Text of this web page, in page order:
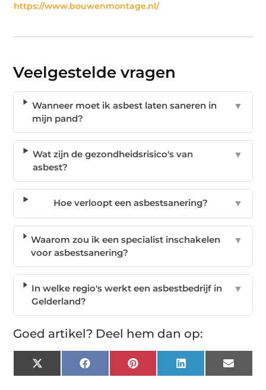
https://www.bouwenmontage.nl/
Veelgestelde vragen
Wanneer moet ik asbest laten saneren in
mijn pand?
▼
Wat zijn de gezondheidsrisico's van
asbest?
▼
Hoe verloopt een asbestsanering? ▼
Waarom zou ik een specialist inschakelen
voor asbestsanering?
▼
In welke regio's werkt een asbestbedrijf in
Gelderland?
▼
Goed artikel? Deel hem dan op:
X
(Twitter)
FacebookPinterest LinkedIn Email